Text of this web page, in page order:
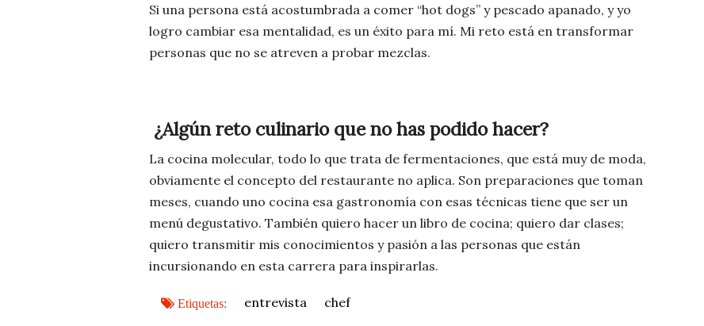
Si una persona está acostumbrada a comer “hot dogs” y pescado apanado, y yo
logro cambiar esa mentalidad, es un éxito para mí. Mi reto está en transformar
personas que no se atreven a probar mezclas.
¿Algún reto culinario que no has podido hacer?
La cocina molecular, todo lo que trata de fermentaciones, que está muy de moda,
obviamente el concepto del restaurante no aplica. Son preparaciones que toman
meses, cuando uno cocina esa gastronomía con esas técnicas tiene que ser un
menú degustativo. También quiero hacer un libro de cocina; quiero dar clases;
quiero transmitir mis conocimientos y pasión a las personas que están
incursionando en esta carrera para inspirarlas.
Etiquetas: entrevista chef